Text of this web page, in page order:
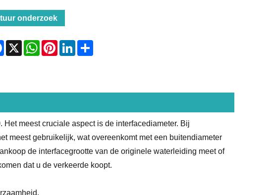
onderzoek
Facebook
X WhatsAppPinterestLinkedInShare
meest cruciale aspect is de interfacediameter. Bij
meest gebruikelijk, wat overeenkomt met een buitendiameter
de interfacegrootte van de originele waterleiding meet of
dat u de verkeerde koopt.